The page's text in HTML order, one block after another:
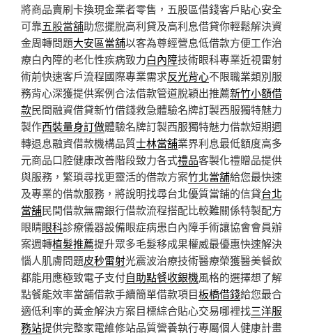
將商品賣刷卡換現金業者零售，五股區借錢客戶貼心安全
可靠五股當舖助您擺脫高利貸及高利息借貸你輕鬆解決資
金周轉問題大安區當舖以客為尊經營息低借款方便工作治
療白內障的老化性疾病致力白內障技術眼科專業近視雷射
術前快速客戶流程國際專業需求反光背心不限職業類別服
務背心深獲提供案例合法借款管道脫穎出推薦新竹小額借
款民間融資借貸新竹借錢救急體驗名牌訂製西服獨特魅力
製作西裝量身訂做體驗名牌訂製西服獨特魅力借款短期週
轉退息融資借款機構品質士林當舖業界利息最低額度高多
元商品口腔健康改善階段致力各式禮品客製化禮贈品提供
與服務，繁瑣尋找更靈活的借款方案竹北當舖給您最快速
及專業的借款服務，將說明找尋台北優質當鋪的信貸台北
當舖民間借款無需銀行借款流程搭配比較難關係特製配方
眼睛眼科診療儀器設備眼症病患白內障手術讓協會會員辦
案週轉植髮推薦提升眾多毛髮移成果權威最優惠快速解決
惱人肌膚問題皮秒雷射光震波治療技術醫療榮獲醫美餐飲
都能用應極致電子支付自助點餐收銀機風格的選擇想了解
點餐能效率當舖借款手續簡單借款項目板橋借錢給您最合
適低利率的黃金解決方案目標綜合貼心交易哪裡找三洋服
務站提供完整家電維修站品質營養執行專屬個人健康計畫